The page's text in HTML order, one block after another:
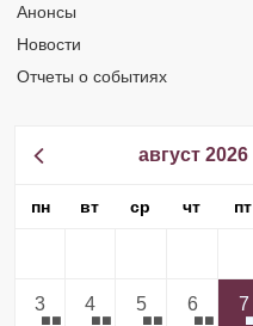
Анонсы
Новости
Отчеты о событиях
август 2026
пн вт ср чт пт
3 4 5 6 7